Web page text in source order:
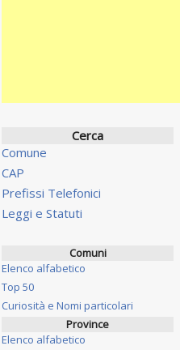
Cerca
Comune
CAP
Prefissi Telefonici
Leggi e Statuti
Comuni
Elenco alfabetico
Top 50
Curiosità e Nomi particolari
Province
Elenco alfabetico